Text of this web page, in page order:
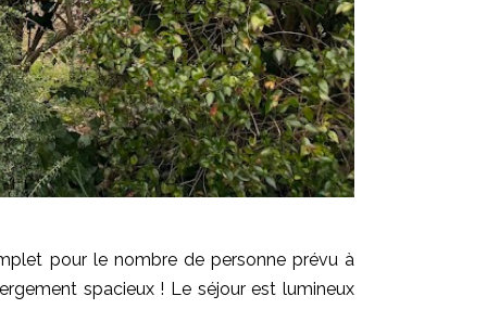
pour le nombre de personne prévu à
spacieux ! Le séjour est lumineux